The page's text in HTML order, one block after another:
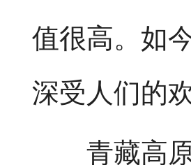
值很高。如
深受人们的
青藏高原